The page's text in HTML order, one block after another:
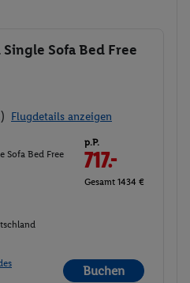
Sofa Bed Free
Flugdetails anzeigen
Sofa Bed Free
p.P.
717.-
Gesamt 1434 €
Buchen